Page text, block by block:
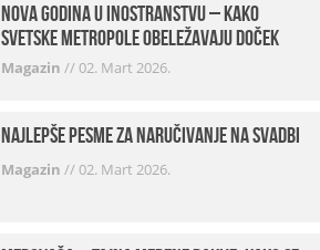
Nova godina u inostranstvu – kako
svetske metropole obeležavaju doček
Magazin //02. Mart 2026.
Najlepše pesme za naručivanje na svadbi
Magazin //02. Mart 2026.